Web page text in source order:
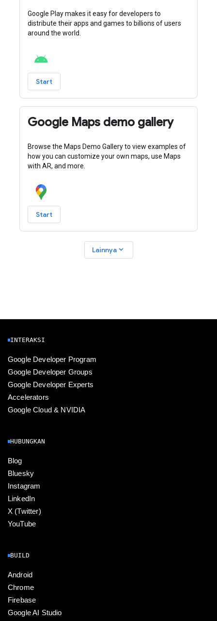
Google Play makes it easy for developers to
distribute their apps and games to billions of users
around the world.
Start
Google Maps demo gallery
Browse the Maps Demo Gallery to view examples of
how you can customize your own maps, use Maps
with AR, and more.
Start
Lainnyaexpand_more
INTERAKSI
Google Developer Program
Google Developer Groups
Google Developer Experts
Accelerators
Google Cloud & NVIDIA
HUBUNGKAN
Blog
Bluesky
Instagram
LinkedIn
X (Twitter)
YouTube
BUILD
Android
Chrome
Firebase
Google AI Studio